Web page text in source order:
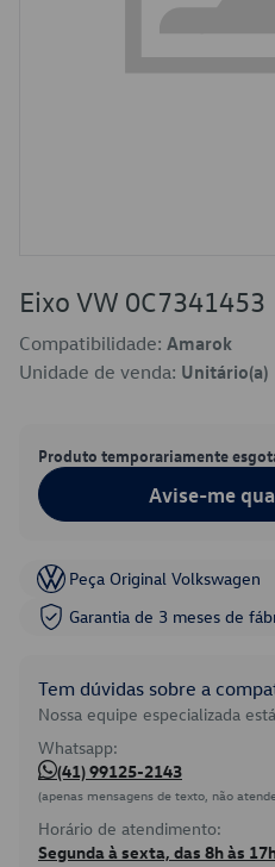
Eixo VW 0C7341453
Compatibilidade: Amarok
Unidade de venda: Unitário(a)
Produto temporariamente
Avise-me
Peça Original Volkswagen
Garantia de 3 meses de
Tem dúvidas sobre a
Nossa equipe especializada
Whatsapp:
(41) 99125-2143
(apenas mensagens de texto, não
Horário de atendimento:
Segunda à sexta, das 8h às